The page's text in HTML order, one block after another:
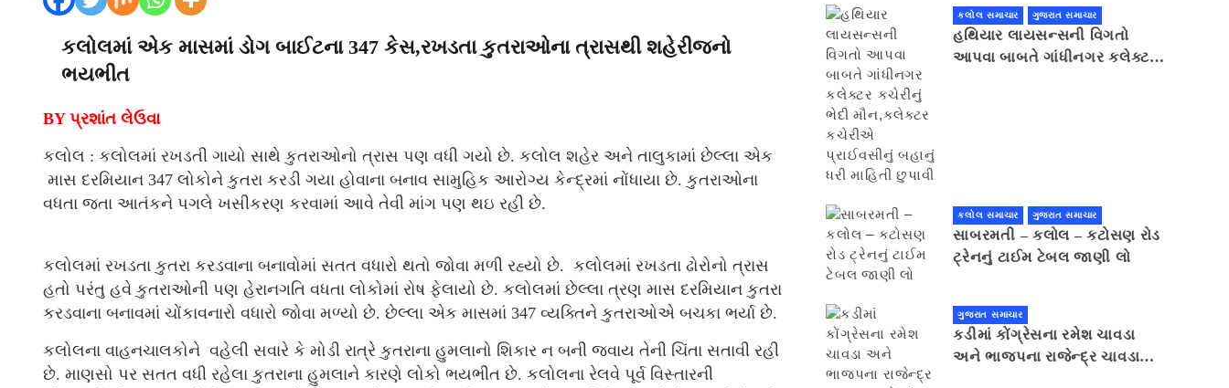
કલોલમાં એક માસમાં ડોગ બાઈટના 347 કેસ,રખડતા કુતરાઓના ત્રાસથી શહેરીજનો
ભયભીત
BY પ્રશાંત લેઉવા
કલોલ : કલોલમાં રખડતી ગાયો સાથે કુતરાઓનો ત્રાસ પણ વધી ગયો છે. કલોલ શહેર અને તાલુકામાં છેલ્લા એક
માસ દરમિયાન 347 લોકોને કુતરા કરડી ગયા હોવાના બનાવ સામુહિક આરોગ્ય કેન્દ્રમાં નોંધાયા છે. કુતરાઓના
વધતા જતા આતંકને પગલે ખસીકરણ કરવામાં આવે તેવી માંગ પણ થઇ રહી છે.
કલોલમાં રખડતા કુતરા કરડવાના બનાવોમાં સતત વધારો થતો જોવા મળી રહ્યો છે. કલોલમાં રખડતા ઢોરોનો ત્રાસ
હતો પરંતુ હવે કુતરાઓની પણ હેરાનગતિ વધતા લોકોમાં રોષ ફેલાયો છે. કલોલમાં છેલ્લા ત્રણ માસ દરમિયાન કુતરા
કરડવાના બનાવમાં ચોંકાવનારો વધારો જોવા મળ્યો છે. છેલ્લા એક માસમાં 347 વ્યક્તિને કુતરાઓએ બચકા ભર્યા છે.
કલોલના વાહનચાલકોને વહેલી સવારે કે મોડી રાત્રે કુતરાના હુમલાનો શિકાર ન બની જવાય તેની ચિંતા સતાવી રહી
છે. માણસો પર સતત વધી રહેલા કુતરાના હુમલાને કારણે લોકો ભયભીત છે. કલોલના રેલવે પૂર્વ વિસ્તારની
કલોલ સમાચાર ગુજરાત સમાચાર
હથિયાર લાયસન્સની વિગતો
આપવા બાબતે ગાંધીનગર કલેક્ટર
કલોલ સમાચાર ગુજરાત સમાચાર
સાબરમતી – કલોલ – કટોસણ રોડ
ટ્રેનનું ટાઈમ ટેબલ જાણી લો
ગુજરાત સમાચાર
કડીમાં કોંગ્રેસના રમેશ ચાવડા
અને ભાજપના રાજેન્દ્ર ચાવડા